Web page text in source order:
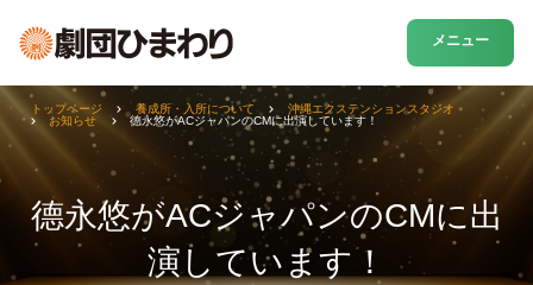
メニュー
德永悠がACジャパンのCMに出
演しています！
トップページ 養成所・入所について
沖縄エクステンションスタジオ
お知らせ
德永悠がACジャパンのCMに出演しています！